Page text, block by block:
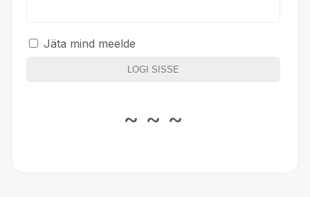
Jäta mind meelde
~ ~ ~